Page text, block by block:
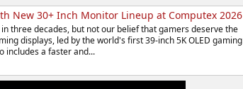
New 30+ Inch Monitor Lineup at Computex 2026
three decades, but not our belief that gamers deserve the
displays, led by the world's first 39-inch 5K OLED gaming
includes a faster and...